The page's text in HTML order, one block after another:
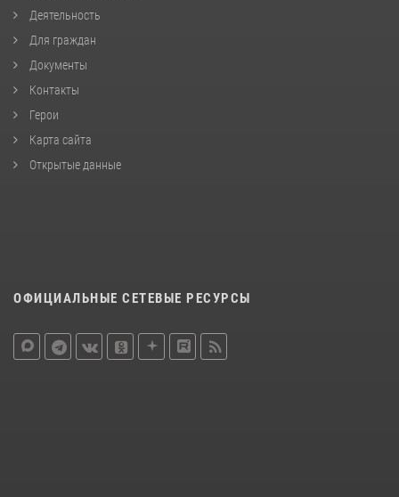
Деятельность
Для граждан
Документы
Контакты
Герои
Карта сайта
Открытые данные
ОФИЦИАЛЬНЫЕ СЕТЕВЫЕ РЕСУРСЫ